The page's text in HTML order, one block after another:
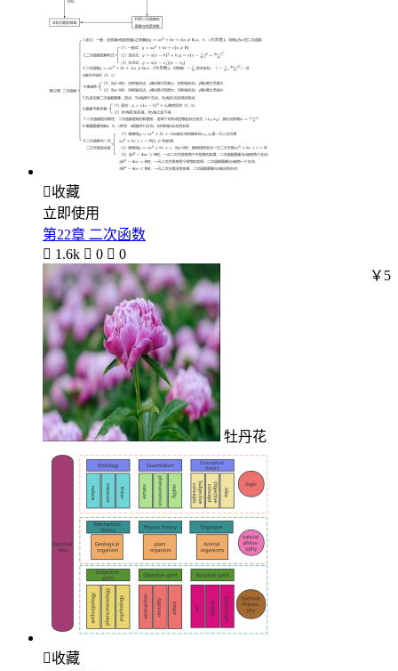
收藏
立即使用
第22章 二次函数
 1.6k  0  0
牡丹花
￥5
收藏